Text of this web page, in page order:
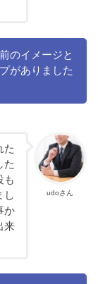
のイメージと
がありました
udoさん
た
た
も
し
か
来